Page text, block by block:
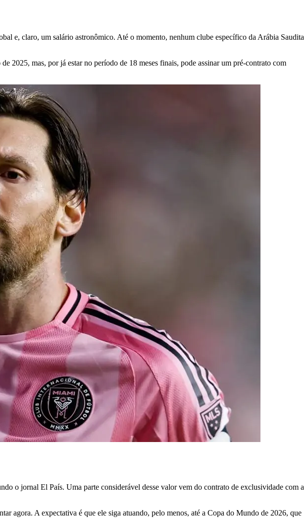
e, claro, um salário astronômico. Até o momento, nenhum clube específico da Arábia Saudita
2025, mas, por já estar no período de 18 meses finais, pode assinar um pré-contrato com
o jornal El País. Uma parte considerável desse valor vem do contrato de exclusividade com a
agora. A expectativa é que ele siga atuando, pelo menos, até a Copa do Mundo de 2026, que